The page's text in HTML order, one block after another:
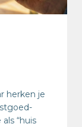
herken je
“huis